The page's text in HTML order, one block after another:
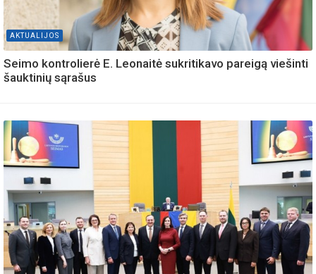
AKTUALIJOS
Seimo kontrolierė E. Leonaitė sukritikavo pareigą viešinti
šauktinių sąrašus